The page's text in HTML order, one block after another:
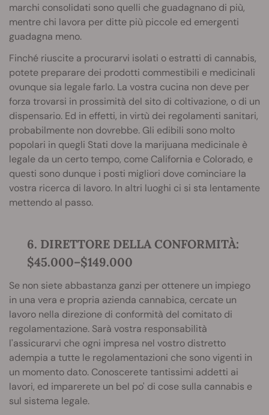
marchi consolidati sono quelli che guadagnano di più,
mentre chi lavora per ditte più piccole ed emergenti
guadagna meno.
Finché riuscite a procurarvi isolati o estratti di cannabis,
potete preparare dei prodotti commestibili e medicinali
ovunque sia legale farlo. La vostra cucina non deve per
forza trovarsi in prossimità del sito di coltivazione, o di un
dispensario. Ed in effetti, in virtù dei regolamenti sanitari,
probabilmente non dovrebbe. Gli edibili sono molto
popolari in quegli Stati dove la marijuana medicinale è
legale da un certo tempo, come California e Colorado, e
questi sono dunque i posti migliori dove cominciare la
vostra ricerca di lavoro. In altri luoghi ci si sta lentamente
mettendo al passo.
6. DIRETTORE DELLA CONFORMITÀ:
$45.000–$149.000
Se non siete abbastanza ganzi per ottenere un impiego
in una vera e propria azienda cannabica, cercate un
lavoro nella direzione di conformità del comitato di
regolamentazione. Sarà vostra responsabilità
l'assicurarvi che ogni impresa nel vostro distretto
adempia a tutte le regolamentazioni che sono vigenti in
un momento dato. Conoscerete tantissimi addetti ai
lavori, ed imparerete un bel po' di cose sulla cannabis e
sul sistema legale.